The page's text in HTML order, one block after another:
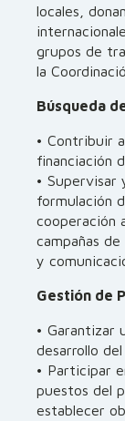
locales,
grupos de
la
Búsqueda
• Contribuir
financiación
• Supervisar
formulación
cooperación
campañas
y
Gestión de
• Garantizar
desarrollo
• Participar
puestos del
establecer